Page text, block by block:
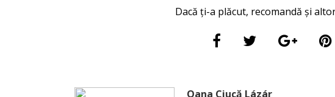
Dacă ți-a plăcut, recomandă și
Oana Ciucă Lázár